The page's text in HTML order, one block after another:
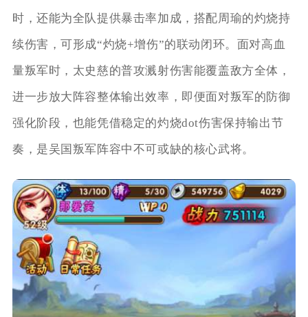
时，还能为全队提供暴击率加成，搭配周瑜的灼烧持
续伤害，可形成“灼烧+增伤”的联动闭环。面对高血
量叛军时，太史慈的普攻溅射伤害能覆盖敌方全体，
进一步放大阵容整体输出效率，即便面对叛军的防御
强化阶段，也能凭借稳定的灼烧dot伤害保持输出节
奏，是吴国叛军阵容中不可或缺的核心武将。